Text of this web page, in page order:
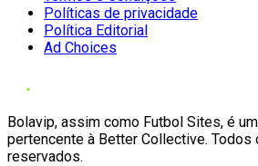
Políticas de privacidade
Política Editorial
Ad Choices
Bolavip, assim como Futbol Sites, é
pertencente à Better Collective. Todos
reservados.